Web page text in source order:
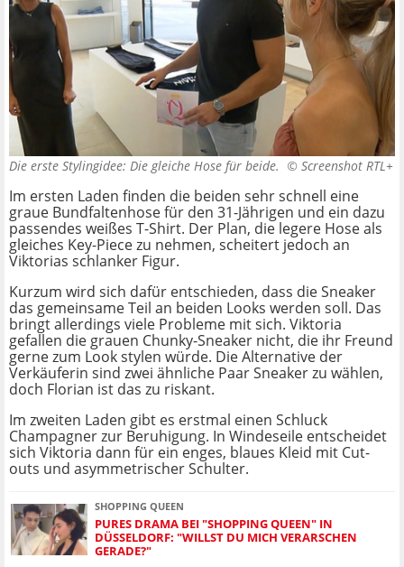
Die erste Stylingidee: Die gleiche Hose für beide. © Screenshot RTL+
Im ersten Laden finden die beiden sehr schnell eine
graue Bundfaltenhose für den 31-Jährigen und ein dazu
passendes weißes T-Shirt. Der Plan, die legere Hose als
gleiches Key-Piece zu nehmen, scheitert jedoch an
Viktorias schlanker Figur.
Kurzum wird sich dafür entschieden, dass die Sneaker
das gemeinsame Teil an beiden Looks werden soll. Das
bringt allerdings viele Probleme mit sich. Viktoria
gefallen die grauen Chunky-Sneaker nicht, die ihr Freund
gerne zum Look stylen würde. Die Alternative der
Verkäuferin sind zwei ähnliche Paar Sneaker zu wählen,
doch Florian ist das zu riskant.
Im zweiten Laden gibt es erstmal einen Schluck
Champagner zur Beruhigung. In Windeseile entscheidet
sich Viktoria dann für ein enges, blaues Kleid mit Cut-
outs und asymmetrischer Schulter.
SHOPPING QUEEN
PURES DRAMA BEI "SHOPPING QUEEN" IN
DÜSSELDORF: "WILLST DU MICH VERARSCHEN
GERADE?"